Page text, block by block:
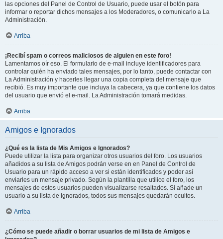
las opciones del Panel de Control de Usuario, puede usar el botón para
informar o reportar dichos mensajes a los Moderadores, o comunicarlo a La
Administración.
Arriba
¡Recibí spam o correos maliciosos de alguien en este foro!
Lamentamos oír eso. El formulario de e-mail incluye identificadores para
controlar quién ha enviado tales mensajes, por lo tanto, puede contactar con
La Administración y hacerles llegar una copia completa del mensaje que
recibió. Es muy importante que incluya la cabecera, ya que contiene los datos
del usuario que envió el e-mail. La Administración tomará medidas.
Arriba
Amigos e Ignorados
¿Qué es la lista de Mis Amigos e Ignorados?
Puede utilizar la lista para organizar otros usuarios del foro. Los usuarios
añadidos a su lista de Amigos podrán verse en en Panel de Control de
Usuario para un rápido acceso a ver si están identificados y poder así
enviarles un mensaje privado. Según la plantilla que utilice el foro, los
mensajes de estos usuarios pueden visualizarse resaltados. Si añade un
usuario a su lista de Ignorados, todos sus mensajes quedarán ocultos.
Arriba
¿Cómo se puede añadir o borrar usuarios de mi lista de Amigos e